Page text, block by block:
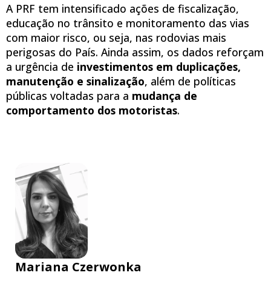
A PRF tem intensificado ações de fiscalização,
educação no trânsito e monitoramento das vias
com maior risco, ou seja, nas rodovias mais
perigosas do País. Ainda assim, os dados reforçam
a urgência de investimentos em duplicações,
manutenção e sinalização, além de políticas
públicas voltadas para a mudança de
comportamento dos motoristas.
Mariana Czerwonka